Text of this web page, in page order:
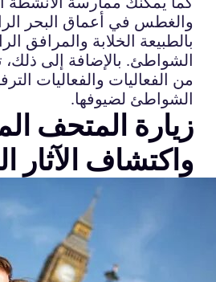
والغطس في أعماق البحر
بالطبيعة الخلابة والمرافق
الشواطئ. بالإضافة إلى
من الفعاليات والفعاليات
الشواطئ لضيوفها.
زيارة المتحف
واكتشاف الآثار